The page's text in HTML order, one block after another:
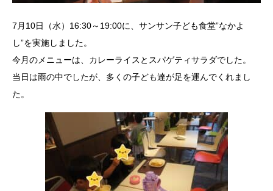
7月10日（水）16:30～19:00に、サンサン子ども食堂”なかよ
し”を実施しました。
今月のメニューは、カレーライスとスパゲティサラダでした。
当日は雨の中でしたが、多くの子ども達が足を運んでくれまし
た。